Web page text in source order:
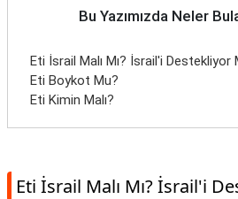
Bu Yazımızda Neler
Eti İsrail Malı Mı? İsrail'i Destekliyor
Eti Boykot Mu?
Eti Kimin Malı?
Eti İsrail Malı Mı? İsrail'i